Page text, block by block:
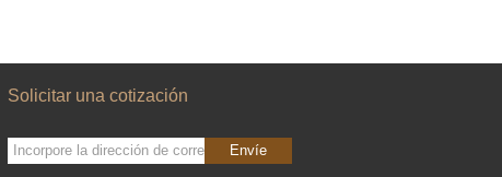
Solicitar una cotización
Envíe